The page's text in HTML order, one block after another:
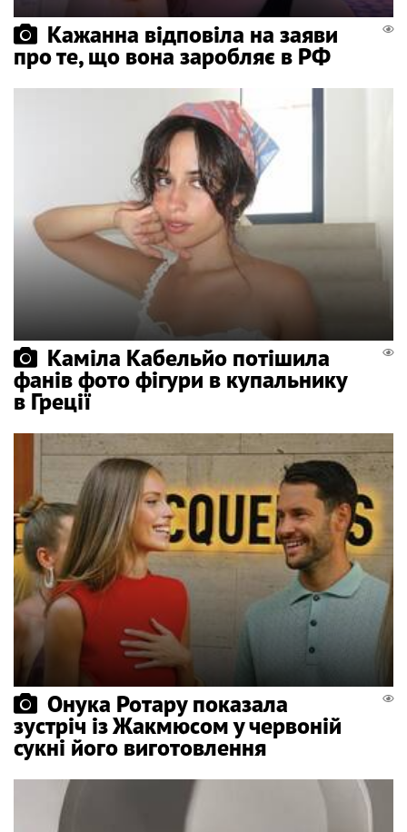
Кажанна відповіла на заяви
про те, що вона заробляє в РФ
Каміла Кабельйо потішила
фанів фото фігури в купальнику
в Греції
Онука Ротару показала
зустріч із Жакмюсом у червоній
сукні його виготовлення